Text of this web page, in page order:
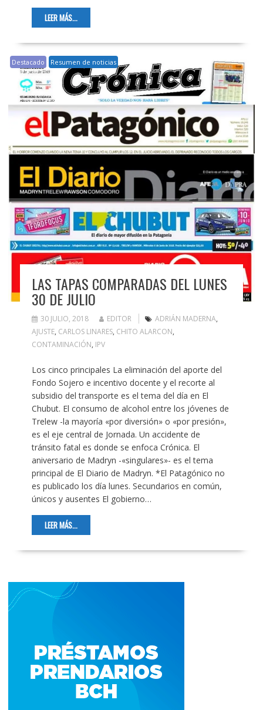
LEER MÁS...
Destacado Resumen de noticias
LAS TAPAS COMPARADAS DEL LUNES
30 DE JULIO
30 JULIO, 2018 EDITOR ADRIÁN MADERNA,
AJUSTE, CARLOS LINARES, CHITO ALARCON,
CONTAMINACIÓN, IPV
Los cinco principales La eliminación del aporte del
Fondo Sojero e incentivo docente y el recorte al
subsidio del transporte es el tema del día en El
Chubut. El consumo de alcohol entre los jóvenes de
Trelew -la mayoría «por diversión» o «por presión»,
es el eje central de Jornada. Un accidente de
tránsito fatal es donde se enfoca Crónica. El
aniversario de Madryn -«singulares»- es el tema
principal de El Diario de Madryn. *El Patagónico no
es publicado los día lunes. Secundarios en común,
únicos y ausentes El gobierno…
LEER MÁS...